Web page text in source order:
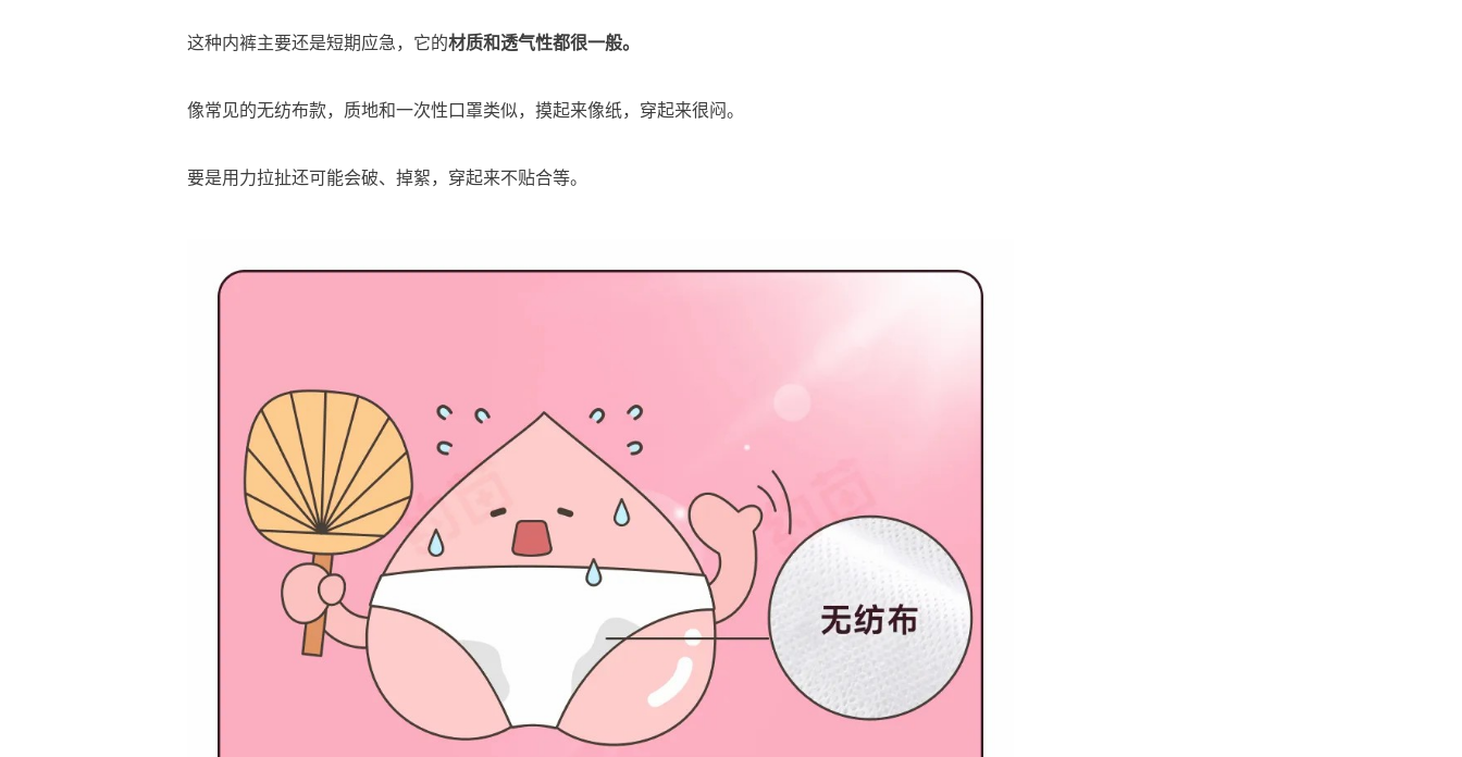
这种内裤主要还是短期应急，它的材质和透气性都很一般。
像常见的无纺布款，质地和一次性口罩类似，摸起来像纸，穿起来很闷。
要是用力拉扯还可能会破、掉絮，穿起来不贴合等。